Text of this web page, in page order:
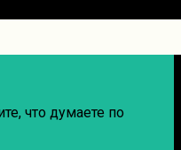
что думаете по